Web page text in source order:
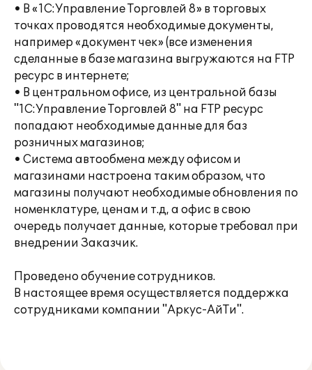
• В «1С:Управление Торговлей 8» в торговых
точках проводятся необходимые документы,
например «документ чек» (все изменения
сделанные в базе магазина выгружаются на FTP
ресурс в интернете;
• В центральном офисе, из центральной базы
"1С:Управление Торговлей 8" на FTP ресурс
попадают необходимые данные для баз
розничных магазинов;
• Система автообмена между офисом и
магазинами настроена таким образом, что
магазины получают необходимые обновления по
номенклатуре, ценам и т.д, а офис в свою
очередь получает данные, которые требовал при
внедрении Заказчик.
Проведено обучение сотрудников.
В настоящее время осуществляется поддержка
сотрудниками компании "Аркус-АйТи".